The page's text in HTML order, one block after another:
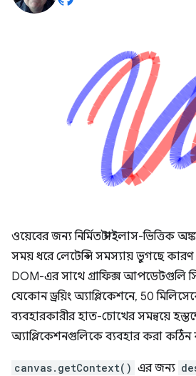
ওয়েবের জন্য নির্মিত স্টাইলাস-ভিত্তিক
সময় ধরে লেটেন্সি সমস্যায় ভুগছে
DOM-এর সাথে গ্রাফিক্স আপডেটগুলি
যেকোন ড্রয়িং অ্যাপ্লিকেশনে, 50
ব্যবহারকারীর হাত-চোখের সমন্বয়ে
অ্যাপ্লিকেশনগুলিকে ব্যবহার করা
canvas.getContext() এর জন্য